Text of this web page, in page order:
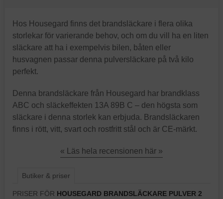
Hos Housegard finns det brandsläckare i flera olika
storlekar för varierande behov, och om du vill ha en liten
släckare att ha i exempelvis bilen, båten eller
husvagnen passar denna pulversläckare på två kilo
perfekt.
Denna brandsläckare från Housegard har brandklass
ABC och släckeffekten 13A 89B C – den högsta som
släckare i denna storlek kan erbjuda. Brandsläckaren
finns i rött, vitt, svart och rostfritt stål och är CE-märkt.
« Läs hela recensionen här »
Butiker & priser
PRISER FÖR HOUSEGARD BRANDSLÄCKARE PULVER 2